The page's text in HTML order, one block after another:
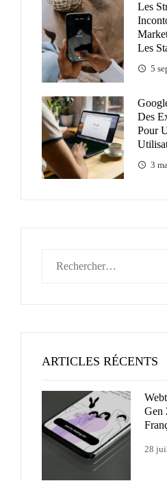
Les
Les
5
Des
Pour
3
ARTICLES RÉCENTS
Gen
28